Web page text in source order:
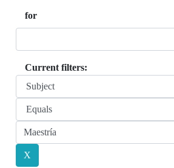
for
Current filters: